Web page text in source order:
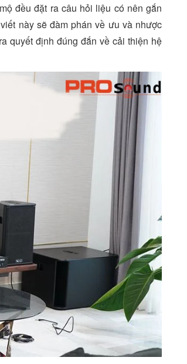
đều đặt ra câu hỏi liệu có nên gắn
này sẽ đàm phán về ưu và nhược
quyết định đúng đắn về cải thiện hệ